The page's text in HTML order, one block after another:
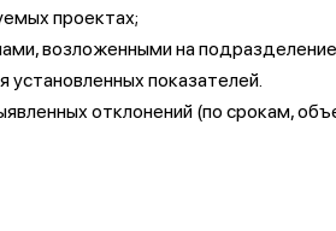
проектах;
возложенными на
установленных показателей.
отклонений (по срокам,